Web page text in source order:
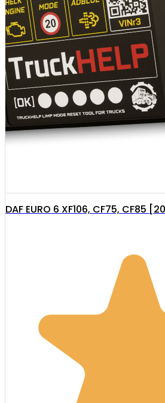
DAF EURO 6 XF106, CF75, CF85